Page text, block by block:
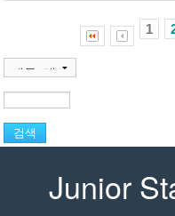
1
Junior